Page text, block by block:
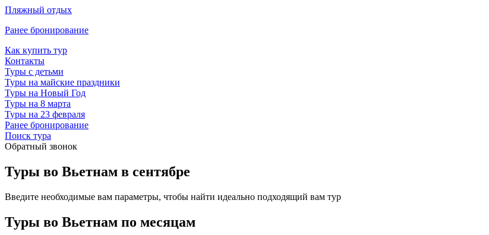
Пляжный отдых
Ранее бронирование
Как купить тур
Контакты
Туры с детьми
Туры на майские праздники
Туры на Новый Год
Туры на 8 марта
Туры на 23 февраля
Ранее бронирование
Поиск тура
Обратный звонок
Туры во Вьетнам в сентябре
Введите необходимые вам параметры, чтобы найти идеально подходящий вам тур
Туры во Вьетнам по месяцам